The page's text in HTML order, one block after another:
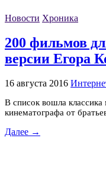
Новости Хроника
200 фильмов
версии Егора
16 августа 2016
В список вошла классика
кинематографа от
Далее →